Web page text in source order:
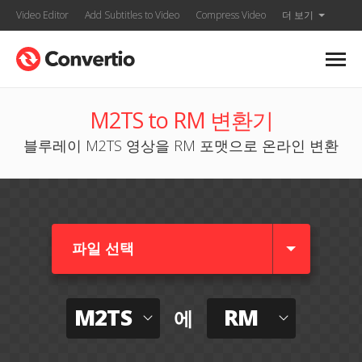
Video Editor Add Subtitles to Video Compress Video 더 보기
M2TS to RM 변환기
블루레이 M2TS 영상을 RM 포맷으로 온라인 변환
파일 선택
M2TS 에 RM